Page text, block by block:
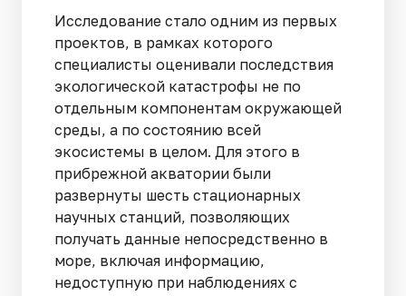
Исследование стало одним из первых
проектов, в рамках которого
специалисты оценивали последствия
экологической катастрофы не по
отдельным компонентам окружающей
среды, а по состоянию всей
экосистемы в целом. Для этого в
прибрежной акватории были
развернуты шесть стационарных
научных станций, позволяющих
получать данные непосредственно в
море, включая информацию,
недоступную при наблюдениях с